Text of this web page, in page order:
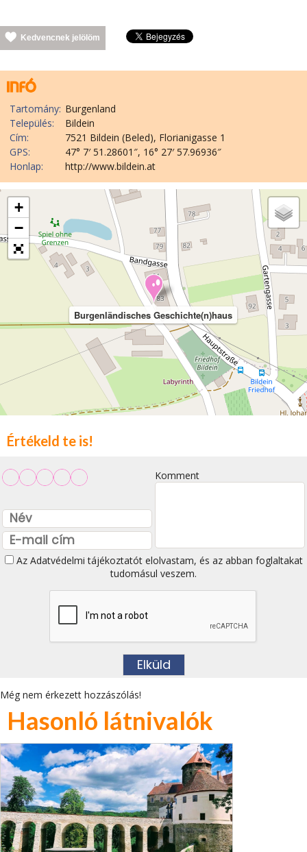
Kedvencnek jelölöm
Tartomány: Burgenland
Település:
Bildein
Cím:
7521 Bildein (Beled), Florianigasse 1
GPS:
47° 7′ 51.28601″, 16° 27′ 57.96936″
Honlap:
http://www.bildein.at
Burgenländisches Geschichte(n)haus
+
−
Értékeld te is!
Komment
Az Adatvédelmi tájékoztatótelolvastam, és az abban foglaltakat
tudomásul veszem.
Még nem érkezett hozzászólás!
Hasonló látnivalók